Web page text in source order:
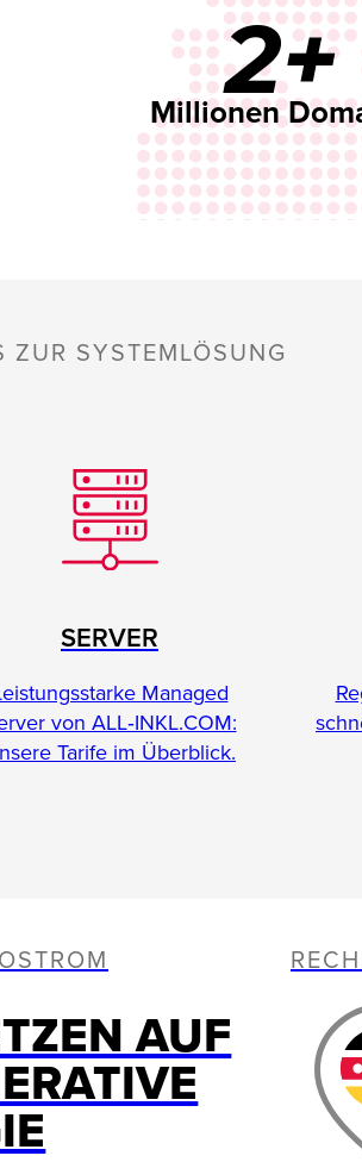
2+
Millionen
SYSTEMLÖSUNG
SERVER
Managed
von ALL‑INKL.COM:
Tarife im Überblick.
AUF